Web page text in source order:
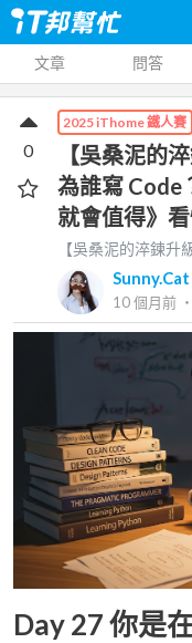
文章 問答
2025 iThome 鐵人賽
【吳桑泥的
為誰寫 Code
就會值得》
【吳桑泥的淬鍊升
Sunny.Cat
10 個月前 ‧
0
Day 27 你是